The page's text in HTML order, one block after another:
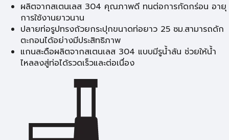
ผลิตจากสเตนเลส 304 คุณภาพดี ทนต่อการกัดกร่อน อายุ
การใช้งานยาวนาน
ปลายท่อรูปทรงถ้วยกระปุกขนาดท่อยาว 25 ซม.สามารถดัก
ตะกอนได้อย่างมีประสิทธิภาพ
แกนสะดือผลิตจากสเตนเลส 304 แบบมีรูน้ำล้น ช่วยให้น้ำ
ไหลลงสู่ท่อได้รวดเร็วและต่อเนื่อง